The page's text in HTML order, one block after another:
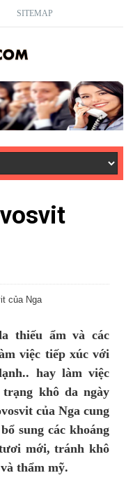
SITEMAP
thiếu ẩm và các
việc tiếp xúc với
hay làm việc
khô da ngày
của Nga cung
sung các khoáng
mới, tránh khô
thẩm mỹ.